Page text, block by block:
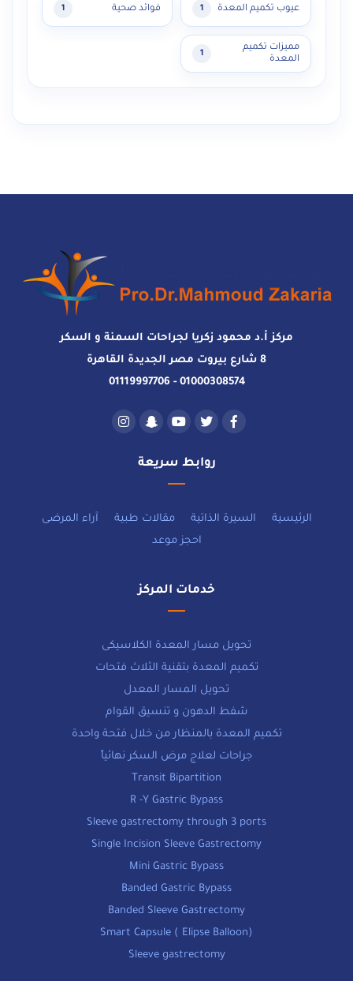
عيوب تكميم المعدة 1 فوائد صحية 1
مميزات تكميم
المعدة
1
مركز أ.د محمود زكريا لجراحات السمنة و السكر
8 شارع بيروت مصر الجديدة القاهرة
01000308574 - 01119997706
روابط سريعة
الرئيسية السيرة الذاتية مقالات طبية
آراء المرضى
احجز موعد
خدمات المركز
تحويل مسار المعدة الكلاسيكى
تكميم المعدة بتقنية الثلاث فتحات
تحويل المسار المعدل
شفط الدهون و تنسيق القوام
تكميم المعدة بالمنظار من خلال فتحة واحدة
جراحات لعلاج مرض السكر نهائياً
Transit Bipartition
R -Y Gastric Bypass
Sleeve gastrectomy through 3 ports
Single Incision Sleeve Gastrectomy
Mini Gastric Bypass
Banded Gastric Bypass
Banded Sleeve Gastrectomy
Smart Capsule ( Elipse Balloon)
Sleeve gastrectomy